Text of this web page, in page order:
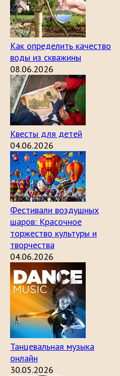
Как определить качество
воды из скважины
08.06.2026
Квесты для детей
04.06.2026
Фестивали воздушных
шаров: Красочное
торжество культуры и
творчества
04.06.2026
Танцевальная музыка
онлайн
30.05.2026